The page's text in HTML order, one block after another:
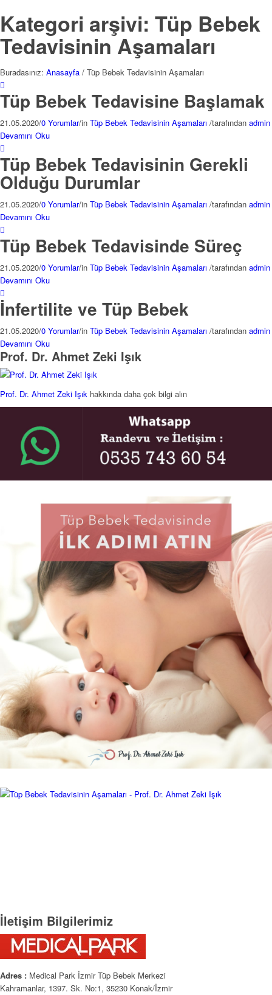
Kategori arşivi: Tüp Bebek
Tedavisinin Aşamaları
Buradasınız: Anasayfa / Tüp Bebek Tedavisinin Aşamaları
Tüp Bebek Tedavisine Başlamak
21.05.2020/0 Yorumlar/in Tüp Bebek Tedavisinin Aşamaları /tarafından admin
Devamını Oku
Tüp Bebek Tedavisinin Gerekli
Olduğu Durumlar
21.05.2020/0 Yorumlar/in Tüp Bebek Tedavisinin Aşamaları /tarafından admin
Devamını Oku
Tüp Bebek Tedavisinde Süreç
21.05.2020/0 Yorumlar/in Tüp Bebek Tedavisinin Aşamaları /tarafından admin
Devamını Oku
İnfertilite ve Tüp Bebek
21.05.2020/0 Yorumlar/in Tüp Bebek Tedavisinin Aşamaları /tarafından admin
Devamını Oku
Prof. Dr. Ahmet Zeki Işık
Prof. Dr. Ahmet Zeki Işık hakkında daha çok bilgi alın
İletişim Bilgilerimiz
Adres : Medical Park İzmir Tüp Bebek Merkezi
Kahramanlar, 1397. Sk. No:1, 35230 Konak/İzmir